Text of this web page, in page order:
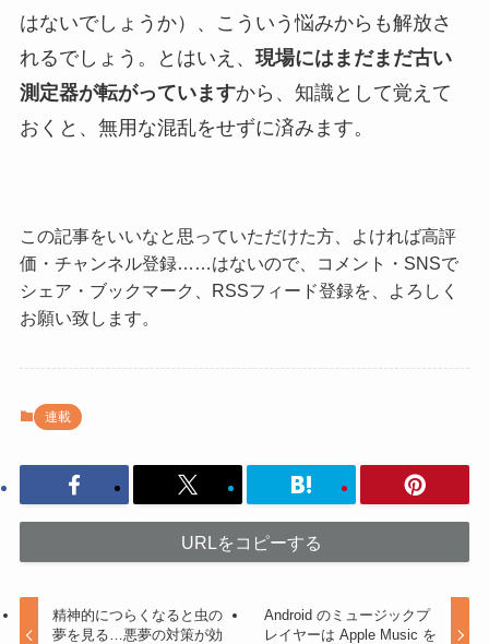
はないでしょうか）、こういう悩みからも解放さ
れるでしょう。とはいえ、 現場にはまだまだ古い
測定器が転がっていますから、知識として覚えて
おくと、無用な混乱をせずに済みます。
この記事をいいなと思っていただけた方、よければ高評
価・チャンネル登録……はないので、コメント・SNSで
シェア・ブックマーク、RSSフィード登録を、よろしく
お願い致します。
連載
URLをコピーする
精神的につらくなると虫の
夢を見る…悪夢の対策が効
Android のミュージックプ
レイヤーは Apple Music を